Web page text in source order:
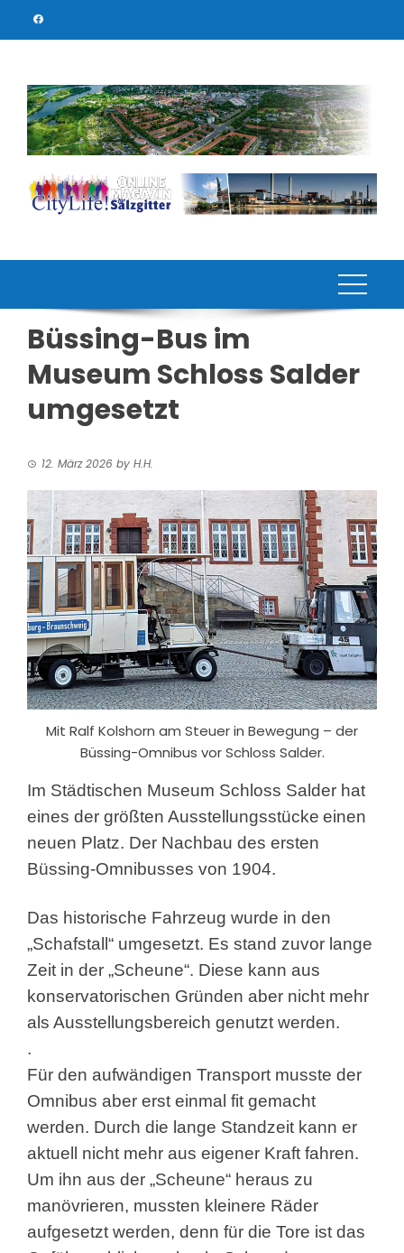
Büssing-Bus im
Museum Schloss Salder
umgesetzt
12. März 2026 by H.H.
Mit Ralf Kolshorn am Steuer in Bewegung – der
Büssing-Omnibus vor Schloss Salder.
Im Städtischen Museum Schloss Salder hat
eines der größten Ausstellungsstücke einen
neuen Platz. Der Nachbau des ersten
Büssing-Omnibusses von 1904.
Das historische Fahrzeug wurde in den
„Schafstall“ umgesetzt. Es stand zuvor lange
Zeit in der „Scheune“. Diese kann aus
konservatorischen Gründen aber nicht mehr
als Ausstellungsbereich genutzt werden.
.
Für den aufwändigen Transport musste der
Omnibus aber erst einmal fit gemacht
werden. Durch die lange Standzeit kann er
aktuell nicht mehr aus eigener Kraft fahren.
Um ihn aus der „Scheune“ heraus zu
manövrieren, mussten kleinere Räder
aufgesetzt werden, denn für die Tore ist das